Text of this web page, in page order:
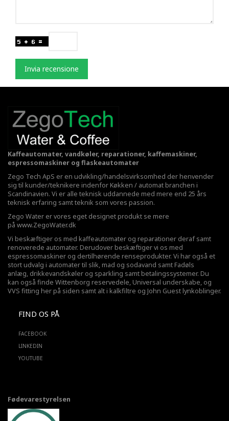
Invia recensione
Kaffeautomater, vandkøler, reparationer, kaffemaskiner,
espressomaskiner og flaskeautomater
Zego Tech ApS er en udvikling/handelsvirksomhed der henvender
sig til kunder/teknikere indenfor Køkken / automat branchen i
Scandinavien. Vi er alle teknisk uddannede med mere end 25 års
teknisk erfaring samt teknik som vores passion.
Zego Water er vores eget designet produkt se mere
på www.ZegoWater.dk
Vi beskæftiger os med kaffeautomater og reparationer deraf samt
renoverede automater. Derudover beskæftiger vi os med
espressomaskiner og dertilhørende renseprodukter. Vi har også et
stort udvalg i automater til slik, mad og sodavand samt Fadøls
anlæg, drikkevandskøler og sparkling samt betalingssystemer. Du
kan også finde Wittenborg reservedele, Universal underskabe, og
VVS fitting her på siden samt alt i kalkfiltre og John Guest lynkoblinger.
FIND OS PÅ
FACEBOOK
LINKEDIN
YOUTUBE
Fødevarestyrelsen